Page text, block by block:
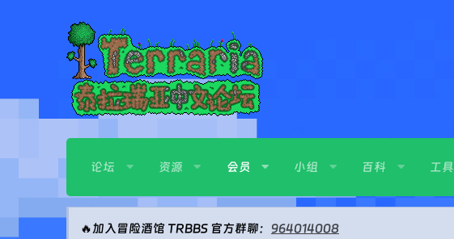
论坛 资源 会员 小组 百科 工具
🔥加入冒险酒馆 TRBBS 官方群聊： 964014008